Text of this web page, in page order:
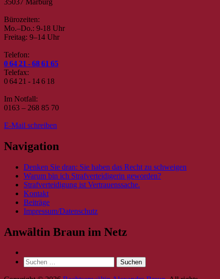
Bürozeiten:
Mo.–Do.: 9-18 Uhr
Freitag: 9–14 Uhr
Telefon:
0 64 21 - 68 61 65
Telefax:
0 64 21 - 14 6 18
Im Notfall:
0163 – 268 85 70
E-Mail schreiben
Navigation
Denken Sie dran: Sie haben das Recht zu schweigen
Warum bin ich Strafverteidigerin geworden?
Strafverteidigung ist Vertrauenssache.
Kontakt
Beiträge
Impressum/Datenschutz
Anwältin Braun im Netz
Suche